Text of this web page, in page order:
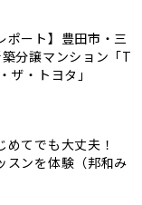
ポート】豊田市・三
分譲マンション「T
ザ・トヨタ」
めてでも大丈夫！
スンを体験（邦和み